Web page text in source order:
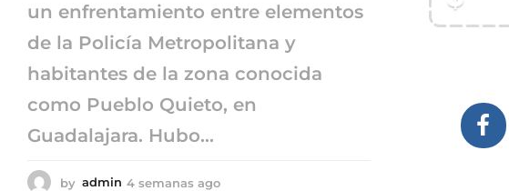
un enfrentamiento entre elementos
de la Policía Metropolitana y
habitantes de la zona conocida
como Pueblo Quieto, en
Guadalajara. Hubo...
by admin 4 semanas ago